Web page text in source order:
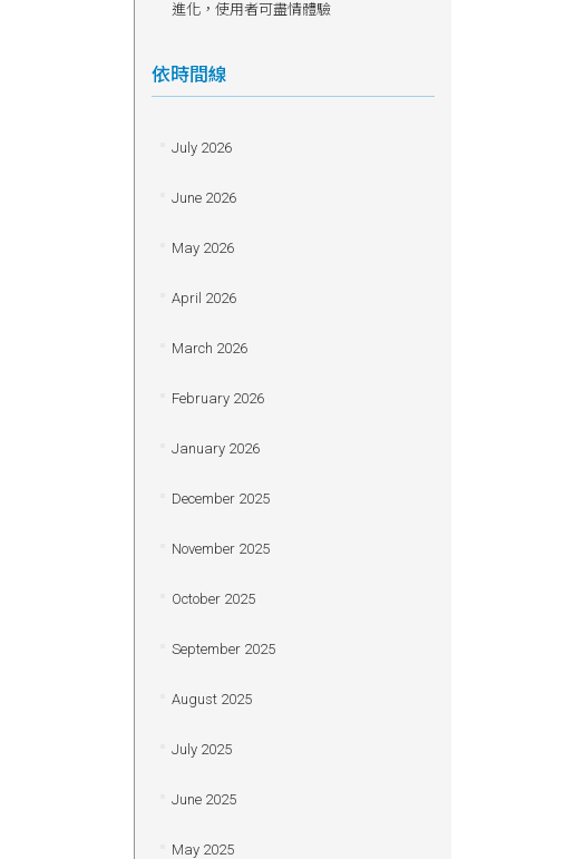
進化，使用者可盡情體驗
依時間線
July 2026
June 2026
May 2026
April 2026
March 2026
February 2026
January 2026
December 2025
November 2025
October 2025
September 2025
August 2025
July 2025
June 2025
May 2025